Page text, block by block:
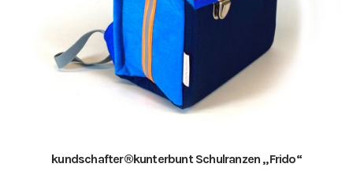
kundschafter​®​kunterbunt Schulranzen „Frido“